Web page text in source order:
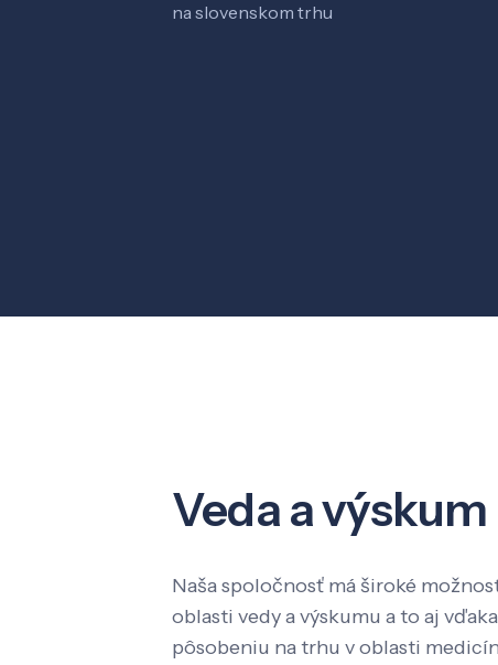
na slovenskom trhu
Veda a výskum
Naša spoločnosť má široké
oblasti vedy a výskumu a to aj
pôsobeniu na trhu v oblasti